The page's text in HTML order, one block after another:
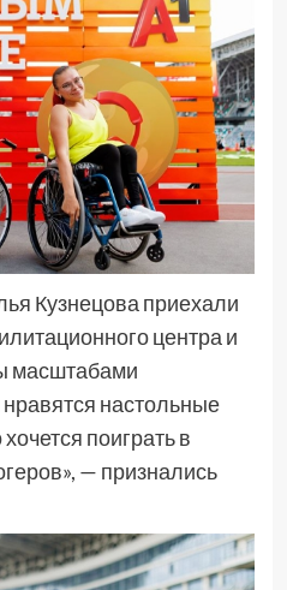
Кузнецова приехали
центра и
масштабами
настольные
поиграть в
— признались